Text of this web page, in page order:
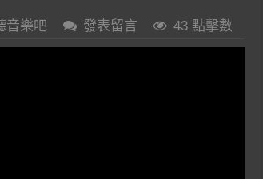
音樂吧 發表留言 43 點擊數